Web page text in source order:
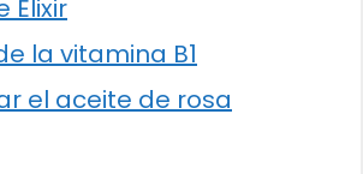
Elixir
la vitamina B1
el aceite de rosa